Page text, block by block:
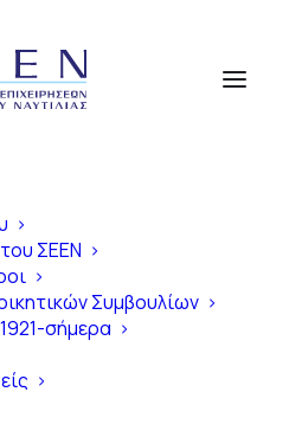
ΣΕΕΝ
Συμβουλίων
σήμερα